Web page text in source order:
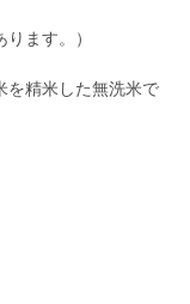
ます。）
を精米した無洗米で